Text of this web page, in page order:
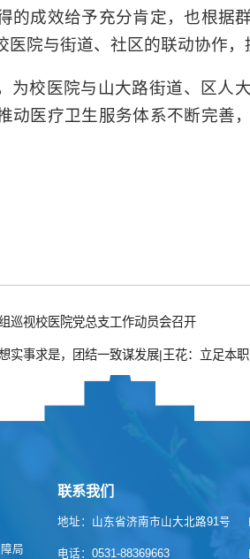
的成效给予充分肯定，也根据
医院与街道、社区的联动协作
为校医院与山大路街道、区人
动医疗卫生服务体系不断完善
巡视校医院党总支工作动员会召开
实事求是，团结一致谋发展|王花：立足本
局
联系我们
地址：山东省济南市山大北路91号
电话：0531-88369663